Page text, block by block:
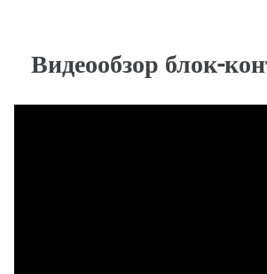
Видеообзор блок-